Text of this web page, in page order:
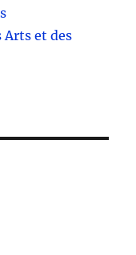
Arts et des